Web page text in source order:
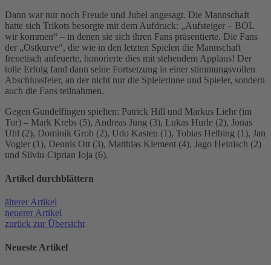
Dann war nur noch Freude und Jubel angesagt. Die Mannschaft
hatte sich Trikots besorgte mit dem Aufdruck: „Aufsteiger – BOL
wir kommen“ – in denen sie sich ihren Fans präsentierte. Die Fans
der „Ostkurve“, die wie in den letzten Spielen die Mannschaft
frenetisch anfeuerte, honorierte dies mit stehendem Applaus! Der
tolle Erfolg fand dann seine Fortsetzung in einer stimmungsvollen
Abschlussfeier, an der nicht nur die Spielerinne und Spieler, sondern
auch die Fans teilnahmen.
Gegen Gundelfingen spielten: Patrick Hill und Markus Liehr (im
Tor) – Mark Krebs (5), Andreas Jung (3), Lukas Hurle (2), Jonas
Uhl (2), Dominik Grob (2), Udo Kasten (1), Tobias Helbing (1), Jan
Vogler (1), Dennis Ott (3), Matthias Klement (4), Jago Heinisch (2)
und Silviu-Ciprian Ioja (6).
Artikel durch­blättern
älterer Artikel
neuerer Artikel
zurück zur Übersicht
Neueste Artikel